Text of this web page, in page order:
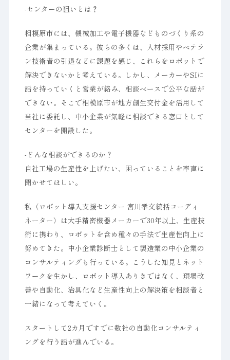
-センターの狙いとは？
相模原市には、機械加工や電子機器などものづくり系の
企業が集まっている。彼らの多くは、人材採用やベテラ
ン技術者の引退などに課題を感じ、これらをロボットで
解決できないかと考えている。しかし、メーカーやSIに
話を持っていくと営業が絡み、相談ベースで公平な話が
できない。そこで相模原市が地方創生交付金を活用して
当社に委託し、中小企業が気軽に相談できる窓口として
センターを開設した。
-どんな相談ができるのか？
自社工場の生産性を上げたい、困っていることを率直に
聞かせてほしい。
私（ロボット導入支援センター 宮川孝文統括コーディ
ネーター）は大手精密機器メーカーで30年以上、生産技
術に携わり、ロボットを含め種々の手法で生産性向上に
努めてきた。中小企業診断士として製造業の中小企業の
コンサルティングも行っている。こうした知見とネット
ワークを生かし、ロボット導入ありきではなく、現場改
善や自動化、治具化など生産性向上の解決策を相談者と
一緒になって考えていく。
スタートして2カ月ですでに数社の自動化コンサルティ
ングを行う話が進んでいる。